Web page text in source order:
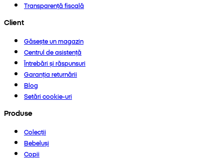
Transparență fiscală
Client
Găsește un magazin
Centrul de asistență
Întrebări și răspunsuri
Garanția returnării
Blog
Setări cookie-uri
Produse
Colecții
Bebeluși
Copii